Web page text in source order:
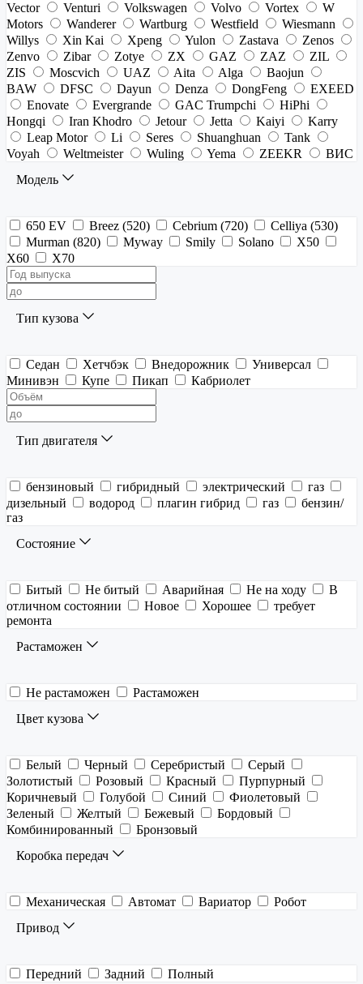
Vector
Venturi Volkswagen Volvo Vortex
W
Motors
Wanderer Wartburg Westfield
Wiesmann
Willys
Xin Kai Xpeng Yulon Zastava
Zenos
Zenvo
Zibar Zotye ZX GAZ ZAZ
ZIL
ZIS
Moscvich UAZ Aita Alga
Baojun
BAW
DFSC Dayun Denza DongFeng
EXEED
Enovate
Evergrande GAC Trumpchi
HiPhi
Hongqi
Iran Khodro Jetour Jetta Kaiyi
Karry
Leap Motor
Li Seres Shuanghuan
Tank
Voyah
Weltmeister Wuling Yema ZEEKR
ВИС
Модель
650 EV Breez (520) Cebrium (720)
Celliya (530)
Murman (820)
Myway Smily Solano
X50
X60
X70
Тип кузова
Седан Хетчбэк Внедорожник
Универсал
Минивэн
Купе Пикап Кабриолет
Тип двигателя
бензиновый гибридный электрический
газ
дизельный
водород плагин гибрид газ
бензин/
газ
Состояние
Битый Не битый Аварийная Не на ходу
В
отличном состоянии
Новое Хорошее
требует
ремонта
Растаможен
Не растаможен
Растаможен
Цвет кузова
Белый Черный Серебристый
Серый
Золотистый
Розовый Красный
Пурпурный
Коричневый
Голубой Синий
Фиолетовый
Зеленый
Желтый Бежевый
Бордовый
Комбинированный
Бронзовый
Коробка передач
Механическая Автомат Вариатор
Робот
Привод
Передний Задний Полный